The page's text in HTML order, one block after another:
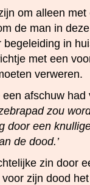
om alleen
de man in
in
met een
verweren.
afschuw had
zou
door een
de dood.’
zin door
zijn dood